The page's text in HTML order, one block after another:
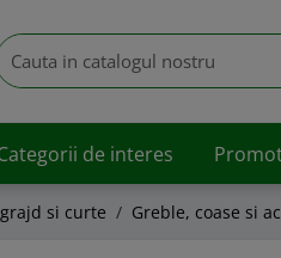
de interes
si curte Greble, coase si